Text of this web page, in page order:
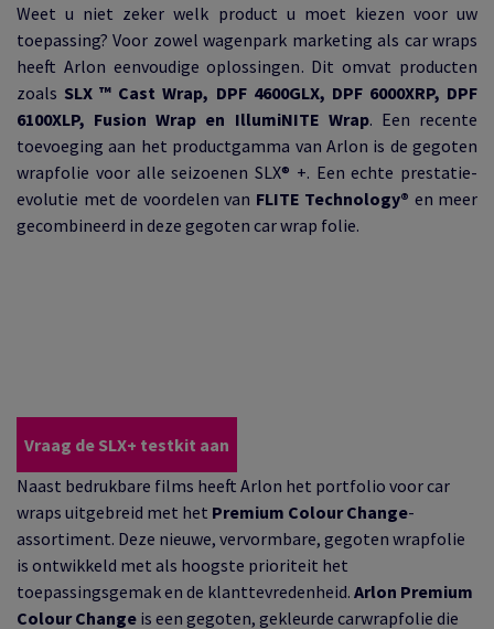
Weet u niet zeker welk product u moet kiezen voor uw
toepassing? Voor zowel wagenpark marketing als car wraps
heeft Arlon eenvoudige oplossingen. Dit omvat producten
zoals SLX ™ Cast Wrap, DPF 4600GLX, DPF 6000XRP, DPF
6100XLP, Fusion Wrap en IllumiNITE Wrap. Een recente
toevoeging aan het productgamma van Arlon is de gegoten
wrapfolie voor alle seizoenen SLX® +. Een echte prestatie-
evolutie met de voordelen van FLITE Technology® en meer
gecombineerd in deze gegoten car wrap folie.
Vraag de SLX+ testkit aan
Naast bedrukbare films heeft Arlon het portfolio voor car
wraps uitgebreid met het Premium Colour Change-
assortiment. Deze nieuwe, vervormbare, gegoten wrapfolie
is ontwikkeld met als hoogste prioriteit het
toepassingsgemak en de klanttevredenheid. Arlon Premium
Colour Change is een gegoten, gekleurde carwrapfolie die